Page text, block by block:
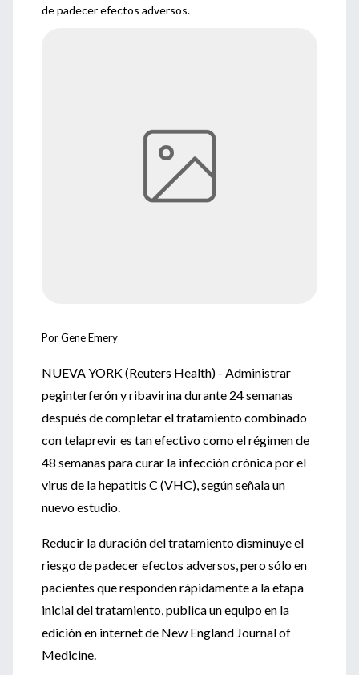
de padecer efectos adversos.
Por Gene Emery
NUEVA YORK (Reuters Health) - Administrar
peginterferón y ribavirina durante 24 semanas
después de completar el tratamiento combinado
con telaprevir es tan efectivo como el régimen de
48 semanas para curar la infección crónica por el
virus de la hepatitis C (VHC), según señala un
nuevo estudio.
Reducir la duración del tratamiento disminuye el
riesgo de padecer efectos adversos, pero sólo en
pacientes que responden rápidamente a la etapa
inicial del tratamiento, publica un equipo en la
edición en internet de New England Journal of
Medicine.